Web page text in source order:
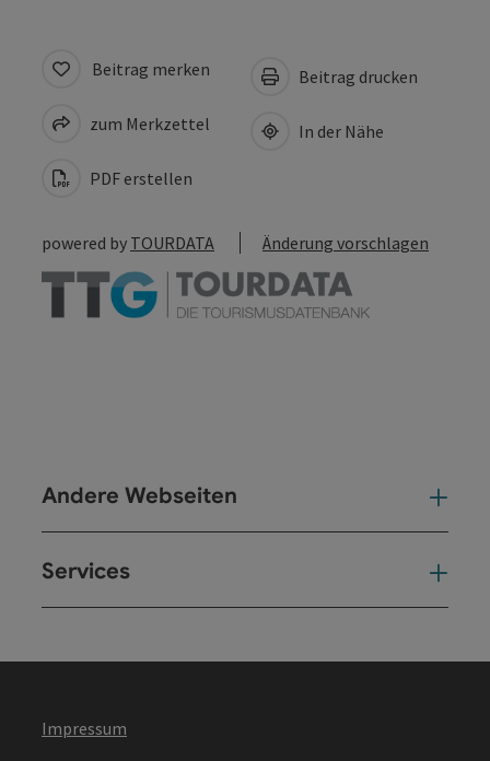
Beitrag merken
zum Merkzettel
PDF erstellen
Beitrag drucken
In der Nähe
powered by TOURDATA Änderung vorschlagen
Andere Webseiten
Services
Impressum